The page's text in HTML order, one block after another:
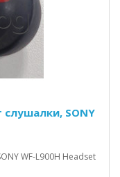
SONY
WF-L900H Headset